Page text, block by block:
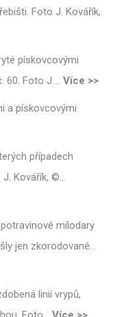
Foto J. Kovářík,
pískovcovými
60. Foto J.… Více >>
a pískovcovými
případech
J. Kovářík, ©…
milodary
jen zkorodované…
linií vrypů,